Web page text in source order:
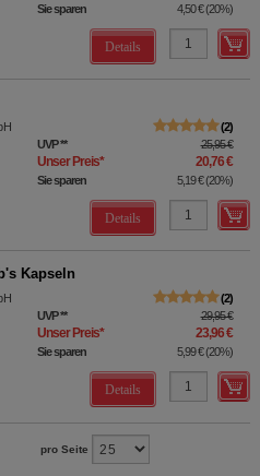
Sie sparen 4,50 €(20%)
Details
2
UVP** 25,95 €
Unser Preis* 20,76 €
Sie sparen 5,19 €(20%)
Details
Kapseln
2
UVP** 29,95 €
Unser Preis* 23,96 €
Sie sparen 5,99 €(20%)
Details
pro Seite